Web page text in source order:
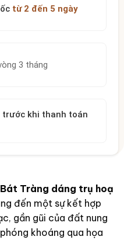
từ 2 đến 5 ngày
3 tháng
khi thanh toán
Tràng dáng trụ hoạ
đến một sự kết hợp
gần gũi của đất nung
khoáng qua họa